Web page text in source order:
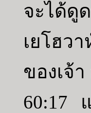
จะได้ดู
เยโฮว
ของเจ้
60:17